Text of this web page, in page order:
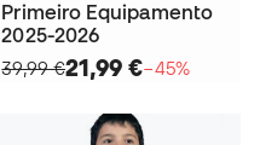
Primeiro Equipamento
2025-2026
39,99 €21,99 €−45%